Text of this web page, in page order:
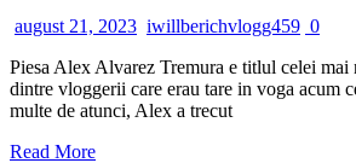
august 21, 2023 iwillberichvlogg459 0
Piesa Alex Alvarez Tremura e titlul celei mai
dintre vloggerii care erau tare in voga acum
multe de atunci, Alex a trecut
Read More